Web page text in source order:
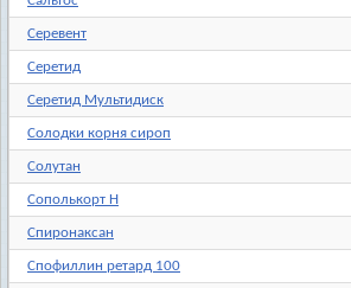
Серевент
Серетид
Серетид Мультидиск
Солодки корня сироп
Солутан
Сополькорт Н
Спиронаксан
Спофиллин ретард 100